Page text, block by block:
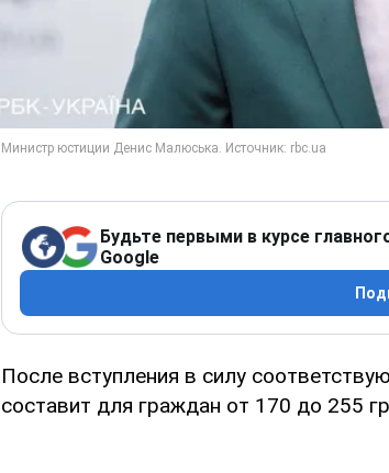
Будьте первыми в курсе
Google
После вступления в силу
составит для граждан от 170 до 255